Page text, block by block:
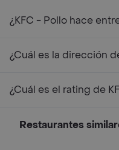
¿KFC - Pollo hace
¿Cuál es la dirección
¿Cuál es el rating de
Restaurantes